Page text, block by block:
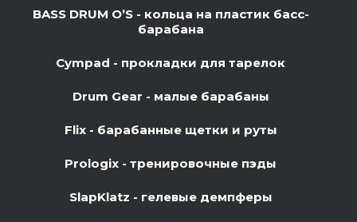
BASS DRUM O’S - кольца на пластик басс-
барабана
Cympad - прокладки для тарелок
Drum Gear - малые барабаны
Flix - барабанные щетки и руты
Prologix - тренировочные пэды
SlapKlatz - гелевые демпферы